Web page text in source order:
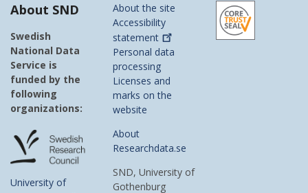
About SND
Swedish
National Data
Service is
funded by the
following
organizations:
University of
About the site
Accessibility
statement
Personal data
processing
Licenses and
marks on the
website
About
Researchdata.se
SND, University of
Gothenburg